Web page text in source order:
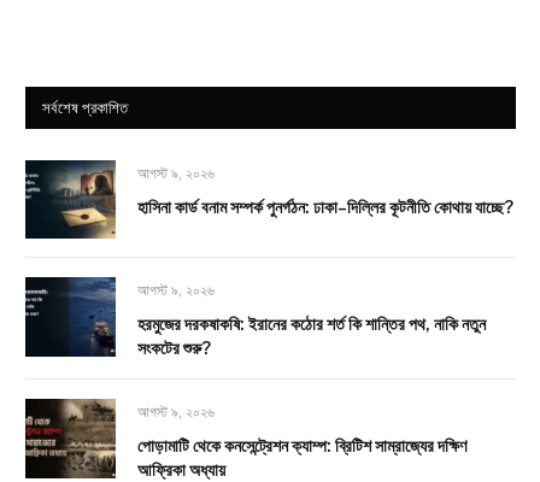
সর্বশেষ প্রকাশিত
আগস্ট ৯, ২০২৬
হাসিনা কার্ড বনাম সম্পর্ক পুনর্গঠন: ঢাকা–দিল্লির কূটনীতি কোথায় যাচ্ছে?
আগস্ট ৯, ২০২৬
হরমুজের দরকষাকষি: ইরানের কঠোর শর্ত কি শান্তির পথ, নাকি নতুন
সংকটের শুরু?
আগস্ট ৯, ২০২৬
পোড়ামাটি থেকে কনসেন্ট্রেশন ক্যাম্প: ব্রিটিশ সাম্রাজ্যের দক্ষিণ
আফ্রিকা অধ্যায়